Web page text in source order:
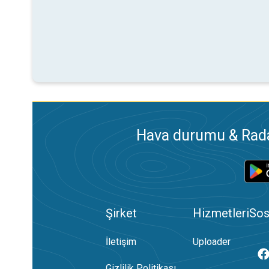
Hava durumu &
Şirket
İletişim
Hizmetleri
Uploader